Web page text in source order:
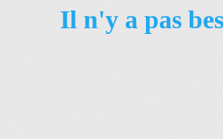
Il n'y a pas